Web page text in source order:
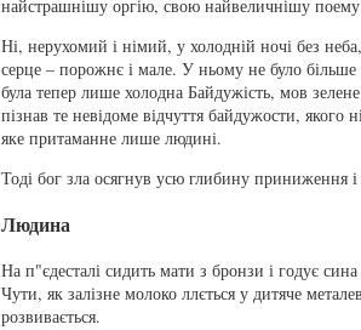
найстрашнішу оргію, свою найвеличнішу
Ні, нерухомий і німий, у холодній ночі без
серце – порожнє і мале. У ньому не було
була тепер лише холодна Байдужість, мов
пізнав те невідоме відчуття байдужости, якого
яке притаманне лише людині.
Тоді бог зла осягнув усю глибину приниження
Людина
На п"єдесталі сидить мати з бронзи і годує
Чути, як залізне молоко ллється у дитяче
розвивається.